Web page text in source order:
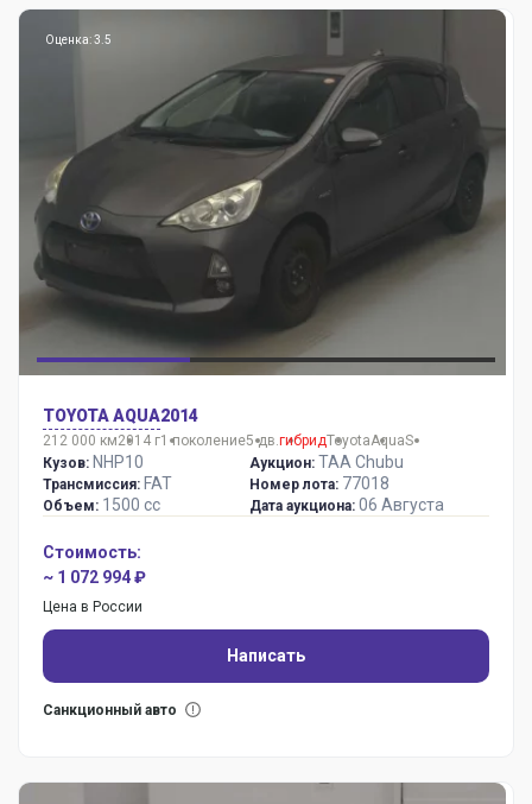
Оценка: 3.5
TOYOTA AQUA2014
212 000 км2014 г1 поколение5 дв. гибридToyotaAquaS
Кузов: NHP10
Трансмиссия: FAT
Объем: 1500 сс
Аукцион: TAA Chubu
Номер лота: 77018
Дата аукциона: 06 Августа
Стоимость:
~ 1 072 994 ₽
Цена в России
Написать
Санкционный авто